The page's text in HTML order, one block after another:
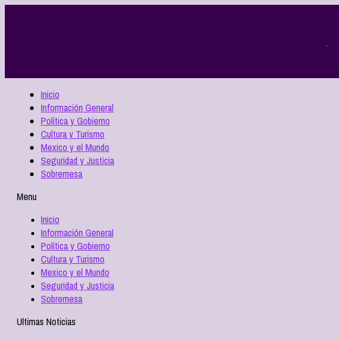
Inicio
Información General
Política y Gobierno
Cultura y Turismo
Mexico y el Mundo
Seguridad y Justicia
Sobremesa
Menu
Inicio
Información General
Política y Gobierno
Cultura y Turismo
Mexico y el Mundo
Seguridad y Justicia
Sobremesa
Ultimas Noticias